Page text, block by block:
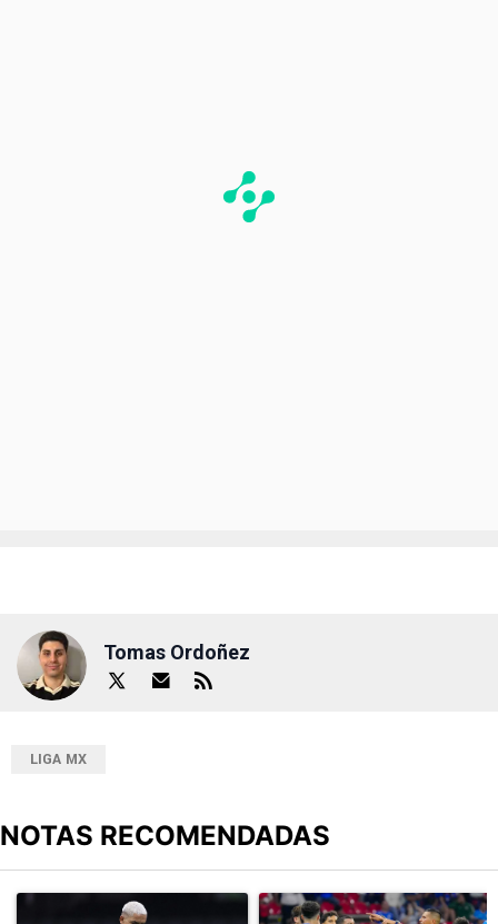
Tomas Ordoñez
LIGA MX
NOTAS RECOMENDADAS
Un artículo de tendencia con el título "Revelan un detalle clave
Un artículo de tendencia con el